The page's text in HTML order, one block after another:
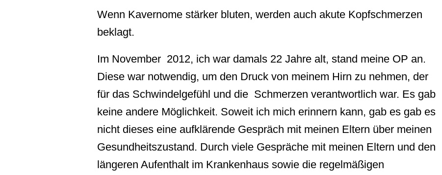
Wenn Kavernome stärker bluten, werden auch akute Kopfschmerzen
beklagt.
Im November 2012, ich war damals 22 Jahre alt, stand meine OP an.
Diese war notwendig, um den Druck von meinem Hirn zu nehmen, der
für das Schwindelgefühl und die Schmerzen verantwortlich war. Es gab
keine andere Möglichkeit. Soweit ich mich erinnern kann, gab es gab es
nicht dieses eine aufklärende Gespräch mit meinen Eltern über meinen
Gesundheitszustand. Durch viele Gespräche mit meinen Eltern und den
längeren Aufenthalt im Krankenhaus sowie die regelmäßigen